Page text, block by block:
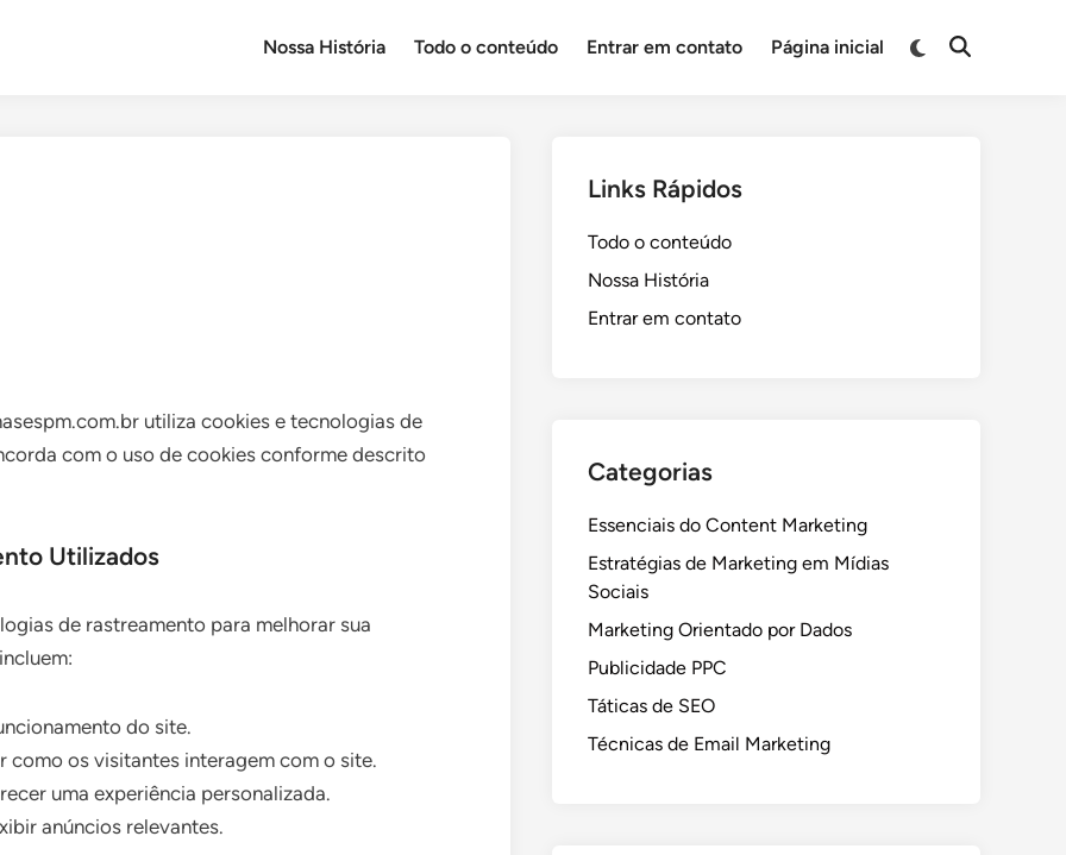
Nossa História Todo o conteúdo Entrar em contato Página inicial
Switch
Open
utiliza cookies e tecnologias de
com o uso de cookies conforme descrito
Utilizados
de rastreamento para melhorar sua
do site.
como os visitantes interagem com o site.
uma experiência personalizada.
anúncios relevantes.
Links Rápidos
Todo o conteúdo
Nossa História
Entrar em contato
Categorias
Essenciais do Content Marketing
Estratégias de Marketing em Mídias
Sociais
Marketing Orientado por Dados
Publicidade PPC
Táticas de SEO
Técnicas de Email Marketing